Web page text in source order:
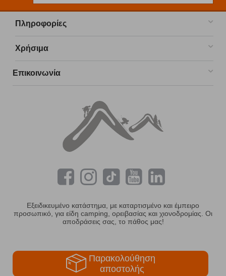
Πληροφορίες
Χρήσιμα
Επικοινωνία
Εξειδικευμένο κατάστημα, με καταρτισμένο και έμπειρο
προσωπικό, για είδη camping, ορειβασίας και χιονοδρομίας. Οι
αποδράσεις σας, το πάθος μας!
Παρακολούθηση
αποστολής